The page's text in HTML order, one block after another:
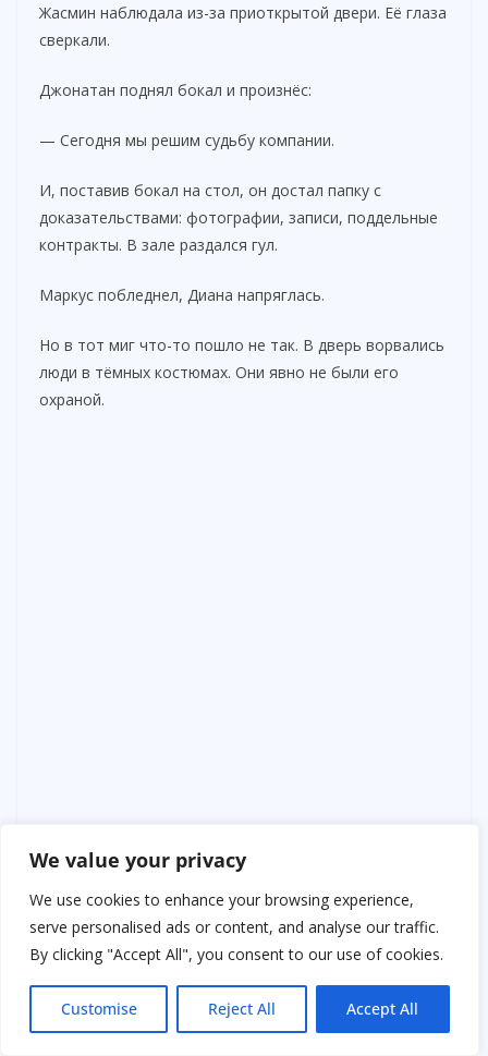
We value your privacy
We use cookies to enhance your browsing experience,
serve personalised ads or content, and analyse our traffic.
By clicking "Accept All", you consent to our use of cookies.
Customise Reject All Accept All
Жасмин наблюдала из-за приоткрытой двери. Её глаза
сверкали.
Джонатан поднял бокал и произнёс:
— Сегодня мы решим судьбу компании.
И, поставив бокал на стол, он достал папку с
доказательствами: фотографии, записи, поддельные
контракты. В зале раздался гул.
Маркус побледнел, Диана напряглась.
Но в тот миг что-то пошло не так. В дверь ворвались
люди в тёмных костюмах. Они явно не были его
охраной.